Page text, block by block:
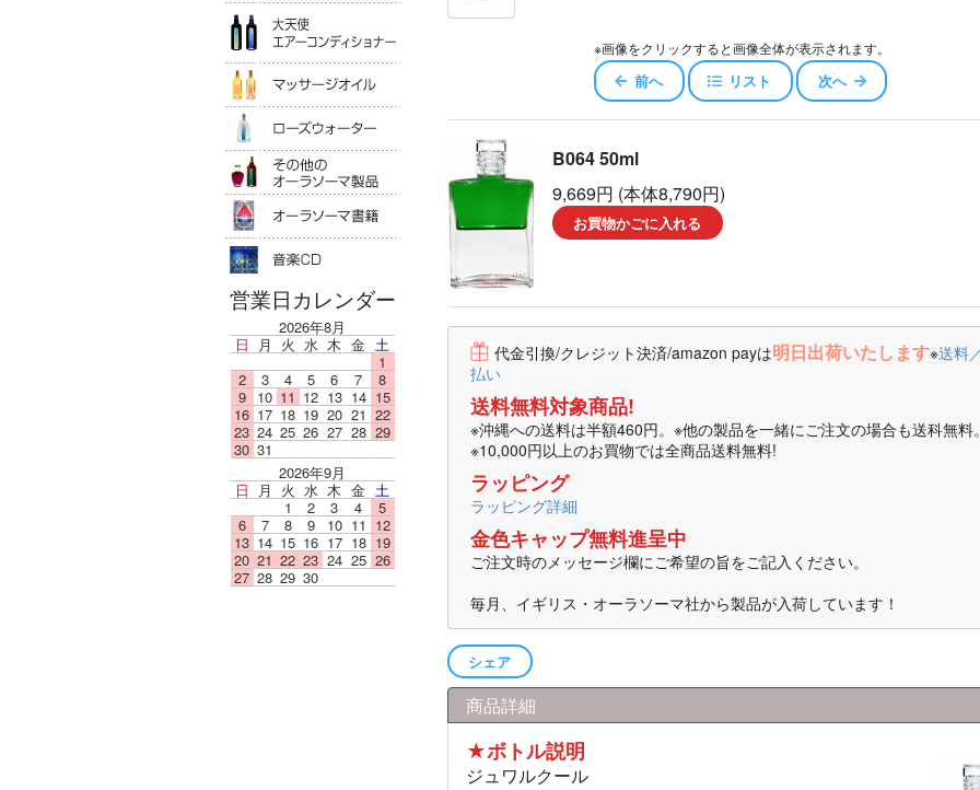
大天使エアコンディショナー
ローズウォータ
その他のオーラソーマ製品
オーラソーマ書籍
音楽ＣＤ
営業日カレンダー
2026年8月
日
月 火 水 木 金 土
1
2
3 4 5 6 7
8
9
10 11 12 13 14 15
16 17 18 19 20 21 22
23 24 25 26 27 28 29
30 31
2026年9月
日
月 火 水 木 金 土
1
2 3 4
5
6
7 8 9 10 11 12
13 14 15 16 17 18 19
20 21 22 23 24 25 26
27 28 29 30
※画像をクリックすると画像全体が表示されます。
前へ リスト 次へ
B064 50ml
9,669円 (本体8,790円)
お買物かごに入れる
代金引換/クレジット決済/amazon payは明日出荷いたします※送料
払い
送料無料対象商品!
※沖縄への送料は半額460円。※他の製品を一緒にご注文の場合も送科無料。
※10,000円以上のお買物では全商品送料無料!
ラッピング
ラッピング詳細
金色キャップ無料進呈中
ご注文時のメッセージ欄にご希望の旨をご記入ください。
毎月、イギリス・オーラソーマ社から製品が入荷しています！
シェア
商品詳細
★ボトル説明
ジュワルクール